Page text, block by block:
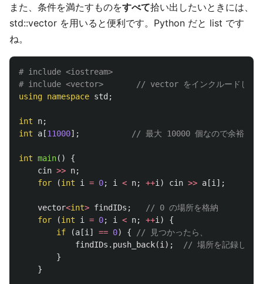
また、条件を満たすものをすべて拾い出したいときには、
std::vector を用いると便利です。Python だと list です
ね。
# include <iostream>
using namespace std ;
int n;
int
a [11000]; // 最大 10000 個なので余裕を
int main()
{
cin >> n;
for
(int i = 0; i < n; ++i ) cin >> a [i ];
vector<int> findIDs ;
// 0 の場所を格納
for
(int i = 0; i < n; ++i )
{
if
(a [i ] == 0) {
// 見つかったら、
findIDs . push_back(i );
// 場所を記録して
}
}